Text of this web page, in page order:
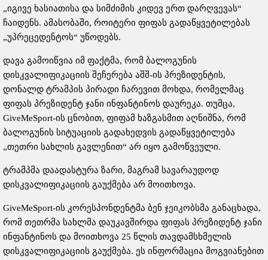
„იგივე ხასიათისა და სიმძიმის კიდევ ერთ დარღვევას“
ჩაიდენს. ამასობაში, როიტერი ფიფას გადაწყვეტილებას
„უპრეცედენტოს“ უწოდებს.
დავა გამოიწვია იმ ფაქტმა, რომ ბალოგუნის
დისკვალიფიკაციის შეჩერება აშშ-ის პრეზიდენტის,
დონალდ ტრამპის პირადი ჩარევით მოხდა, რომელმაც
ფიფას პრეზიდენტ ჯანი ინფანტინოს დაურეკა. თუმცა,
GiveMeSport-ის ცნობით, ფიფამ ხაზგასმით აღნიშნა, რომ
ბალოგუნის სიტუაციის გადახედვის გადაწყვეტილება
„თეთრი სახლის გავლენით“ არ იყო გამოწვეული.
ტრამპმა დაადასტურა ზარი, მაგრამ სავარაუდოდ
დისკვალიფიკაციის გაუქმება არ მოითხოვა.
GiveMeSport-ის კორესპონდენტმა ბენ ჯეიკობსმა განაცხადა,
რომ თეთრმა სახლმა დაუკავშირდა ფიფას პრეზიდენტ ჯანი
ინფანტინოს და მოითხოვა 25 წლის თავდამსხმელის
დისკვალიფიკაციის გაუქმება. ეს ინფორმაცია მოგვიანებით